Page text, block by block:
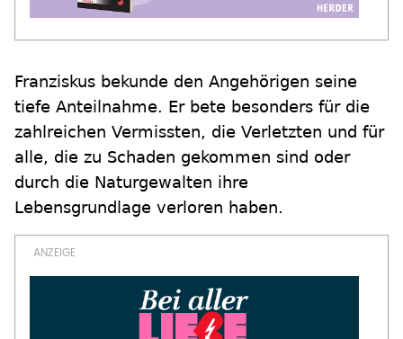
Franziskus bekunde den Angehörigen seine
tiefe Anteilnahme. Er bete besonders für die
zahlreichen Vermissten, die Verletzten und für
alle, die zu Schaden gekommen sind oder
durch die Naturgewalten ihre
Lebensgrundlage verloren haben.